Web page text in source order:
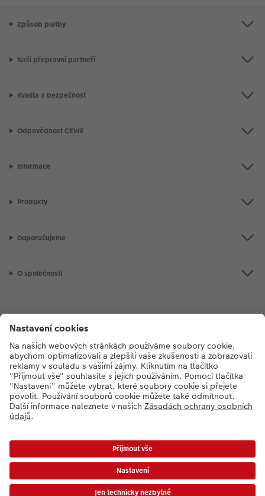
Způsob platby
Naši přepravní partneři
Kvalita a bezpečnost
Odpovědnost CEWE
Informace
Produkty
Doporučujeme
O společnosti
Máte-li jakékoli dotazy týkající se fotoproduktů nebo objednávek,
neváhejte nás kontaktovat:+420272071200[Po - Pá: 8:30 - 17:00 h]
dopravné a balné dle platného ceníku. Ceny jsou včetně DPH.
Ceny a dodací lhůty
|VOP|Ochrana osobních údajů|Prohlášení o přístupnosti